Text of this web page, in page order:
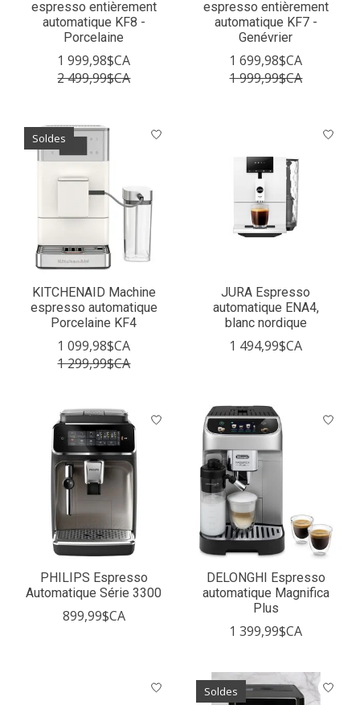
espresso entièrement
automatique KF8 -
Porcelaine
1 999,98$CA
2 499,99$CA
espresso entièrement
automatique KF7 -
Genévrier
1 699,98$CA
1 999,99$CA
Soldes
KITCHENAID Machine
espresso automatique
Porcelaine KF4
1 099,98$CA
1 299,99$CA
JURA Espresso
automatique ENA4,
blanc nordique
1 494,99$CA
PHILIPS Espresso
Automatique Série 3300
899,99$CA
DELONGHI Espresso
automatique Magnifica
Plus
1 399,99$CA
Soldes